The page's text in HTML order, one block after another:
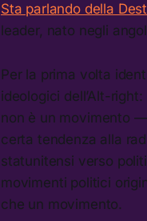
Sta parlando della
leader, nato negli
Per la prima volta
ideologici dell’Alt-
non è un movimento
certa tendenza alla
statunitensi verso
movimenti politici
che un movimento.